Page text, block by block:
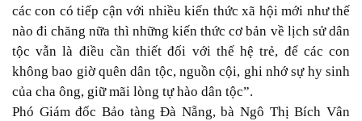
các con có tiếp cận với nhiều kiến thức xã hội mới như thế
nào đi chăng nữa thì những kiến thức cơ bản về lịch sử dân
tộc vẫn là điều cần thiết đối với thế hệ trẻ, để các con
không bao giờ quên dân tộc, nguồn cội, ghi nhớ sự hy sinh
của cha ông, giữ mãi lòng tự hào dân tộc”.
Phó Giám đốc Bảo tàng Đà Nẵng, bà Ngô Thị Bích Vân